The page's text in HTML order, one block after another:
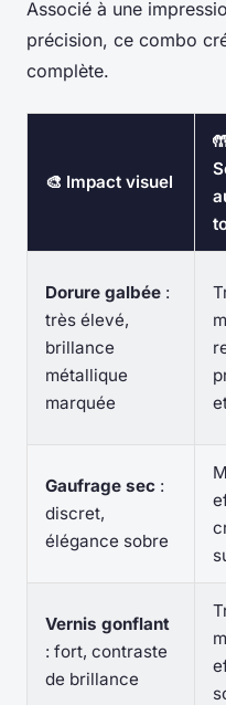
Associé à une
précision, ce combo
complète.
🎨 Impact visuel
Dorure galbée :
très élevé,
brillance
métallique
marquée
Gaufrage sec :
discret,
élégance sobre
Vernis gonflant
: fort, contraste
de brillance